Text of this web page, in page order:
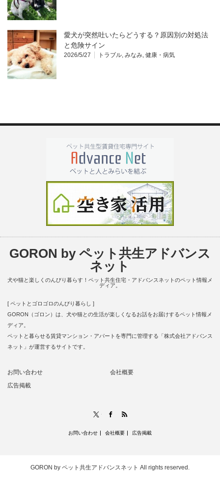
愛犬が突然吐いたらどうする？原因別の対処法
と危険サイン
2026/5/27 トラブル みなみ 健康・病気
GORON by ペット共生アドバンス
ネット
犬や猫と楽しくのんびり暮らす！ペット共生住宅・アドバンスネットのペット情報メ
ディア。
[ ペットとゴロゴロのんびり暮らし ]
GORON（ゴロン）は、犬や猫との生活が楽しくなるお話をお届けするペット情報メ
ディア。
ペットと暮らせる賃貸マンション・アパートを専門に管理する「株式会社アドバンス
ネット」が運営するサイトです。
お問い合わせ
会社概要
広告掲載
Facebook
お問い合わせ 会社概要 広告掲載
GORON by ペット共生アドバンスネット All rights reserved.